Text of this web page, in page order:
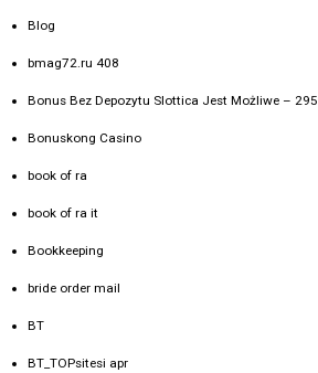
Blog
bmag72.ru 408
Bonus Bez Depozytu Slottica Jest Możliwe – 295
Bonuskong Casino
book of ra
book of ra it
Bookkeeping
bride order mail
BT
BT_TOPsitesi apr